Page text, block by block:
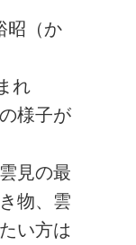
（か
れ
様子が
見の最
物、雲
い方は